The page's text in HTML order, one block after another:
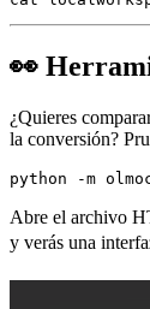
👀
¿Quieres
la conversión?
Abre el archivo
y verás una